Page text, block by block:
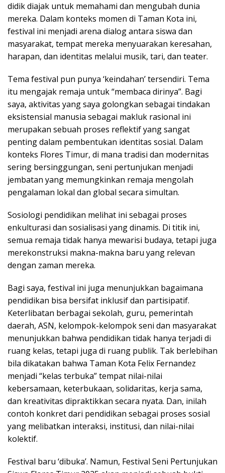
didik diajak untuk memahami dan mengubah dunia
mereka. Dalam konteks momen di Taman Kota ini,
festival ini menjadi arena dialog antara siswa dan
masyarakat, tempat mereka menyuarakan keresahan,
harapan, dan identitas melalui musik, tari, dan teater.
Tema festival pun punya ‘keindahan’ tersendiri. Tema
itu mengajak remaja untuk “membaca dirinya”. Bagi
saya, aktivitas yang saya golongkan sebagai tindakan
eksistensial manusia sebagai makluk rasional ini
merupakan sebuah proses reflektif yang sangat
penting dalam pembentukan identitas sosial. Dalam
konteks Flores Timur, di mana tradisi dan modernitas
sering bersinggungan, seni pertunjukan menjadi
jembatan yang memungkinkan remaja mengolah
pengalaman lokal dan global secara simultan.
Sosiologi pendidikan melihat ini sebagai proses
enkulturasi dan sosialisasi yang dinamis. Di titik ini,
semua remaja tidak hanya mewarisi budaya, tetapi juga
merekonstruksi makna-makna baru yang relevan
dengan zaman mereka.
Bagi saya, festival ini juga menunjukkan bagaimana
pendidikan bisa bersifat inklusif dan partisipatif.
Keterlibatan berbagai sekolah, guru, pemerintah
daerah, ASN, kelompok-kelompok seni dan masyarakat
menunjukkan bahwa pendidikan tidak hanya terjadi di
ruang kelas, tetapi juga di ruang publik. Tak berlebihan
bila dikatakan bahwa Taman Kota Felix Fernandez
menjadi “kelas terbuka” tempat nilai-nilai
kebersamaan, keterbukaan, solidaritas, kerja sama,
dan kreativitas dipraktikkan secara nyata. Dan, inilah
contoh konkret dari pendidikan sebagai proses sosial
yang melibatkan interaksi, institusi, dan nilai-nilai
kolektif.
Festival baru ‘dibuka’. Namun, Festival Seni Pertunjukan